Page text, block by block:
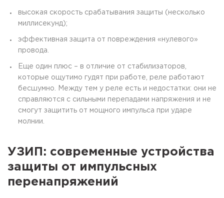
высокая скорость срабатывания защиты (несколько
миллисекунд);
эффективная защита от повреждения «нулевого»
провода.
Еще один плюс – в отличие от стабилизаторов,
которые ощутимо гудят при работе, реле работают
бесшумно. Между тем у реле есть и недостатки: они не
справляются с сильными перепадами напряжения и не
смогут защитить от мощного импульса при ударе
молнии.
УЗИП: современные устройства
защиты от импульсных
перенапряжений